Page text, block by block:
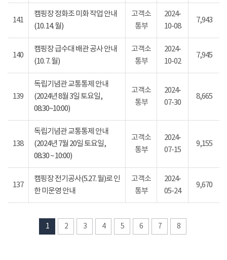
141
캠핑장 정화조 미화 작업 안내
(10. 14. 월)
고객소
통부
2024-
10-08
7,943
140
캠핑장 급수대 배관 공사 안내
(10. 7. 월)
고객소
통부
2024-
10-02
7,945
139
독립기념관 교통통제 안내
(2024년 8월 3일 토요일,
08:30~10:00)
고객소
통부
2024-
07-30
8,665
138
독립기념관 교통통제 안내
(2024년 7월 20일 토요일,
08:30 ~ 10:00)
고객소
통부
2024-
07-15
9,155
137
캠핑장 전기공사(5.27. 월)로 인
한 미운영 안내
고객소
통부
2024-
05-24
9,670
1 2 3 4 5 6 7 8